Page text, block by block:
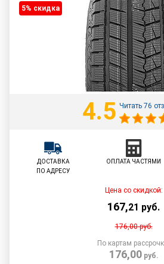
5% cкидка
4.5 Читать 76
ДОСТАВКА
ПО АДРЕСУ
ОПЛАТА ЧАСТЯМИ
Цена со скидкой:
167,21 руб.
176,00руб.
По картам
176,00руб.